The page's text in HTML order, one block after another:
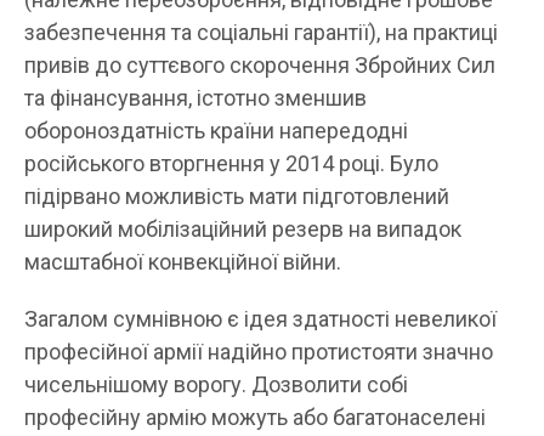
забезпечення та соціальні гарантії), на практиці
привів до суттєвого скорочення Збройних Сил
та фінансування, істотно зменшив
обороноздатність країни напередодні
російського вторгнення у 2014 році. Було
підірвано можливість мати підготовлений
широкий мобілізаційний резерв на випадок
масштабної конвекційної війни.
Загалом сумнівною є ідея здатності невеликої
професійної армії надійно протистояти значно
чисельнішому ворогу. Дозволити собі
професійну армію можуть або багатонаселені